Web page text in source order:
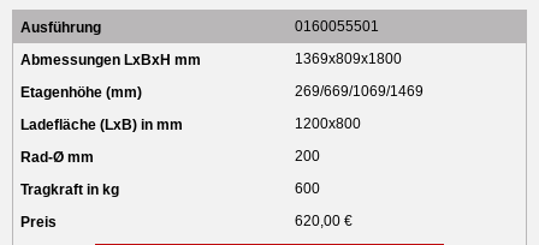
0160055501
1369x809x1800
269/669/1069/1469
1200x800
200
600
620,00 €